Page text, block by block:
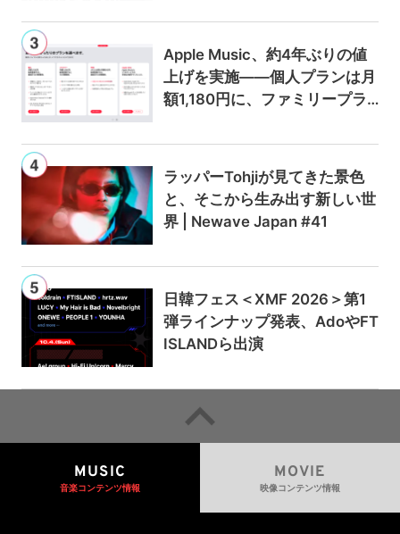
Apple Music、約4年ぶりの値
上げを実施——個人プランは月
額1,180円に、ファミリープラ
ラッパーTohjiが見てきた景色
と、そこから生み出す新しい世
界 | Newave Japan #41
日韓フェス＜XMF 2026＞第1
弾ラインナップ発表、AdoやFT
ISLANDら出演
MUSIC
音楽コンテンツ情報
MOVIE
映像コンテンツ情報